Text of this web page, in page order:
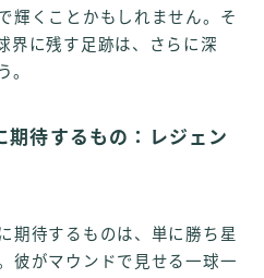
輝くことかもしれません。そ
界に残す足跡は、さらに深
。
期待するもの：レジェン
期待するものは、単に勝ち星
彼がマウンドで見せる一球一